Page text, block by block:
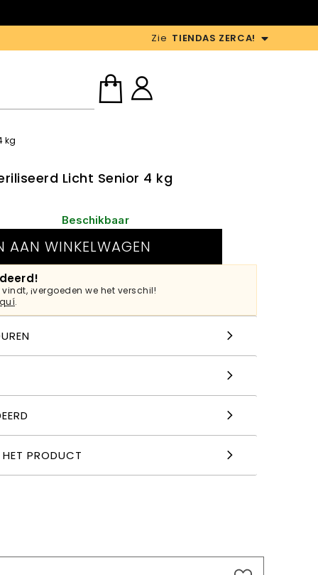
Zie TIENDAS ZERCA!
kg
Licht Senior 4 kg
Beschikbaar
AAN WINKELWAGEN
¡vergoeden we het verschil!
.
HET PRODUCT